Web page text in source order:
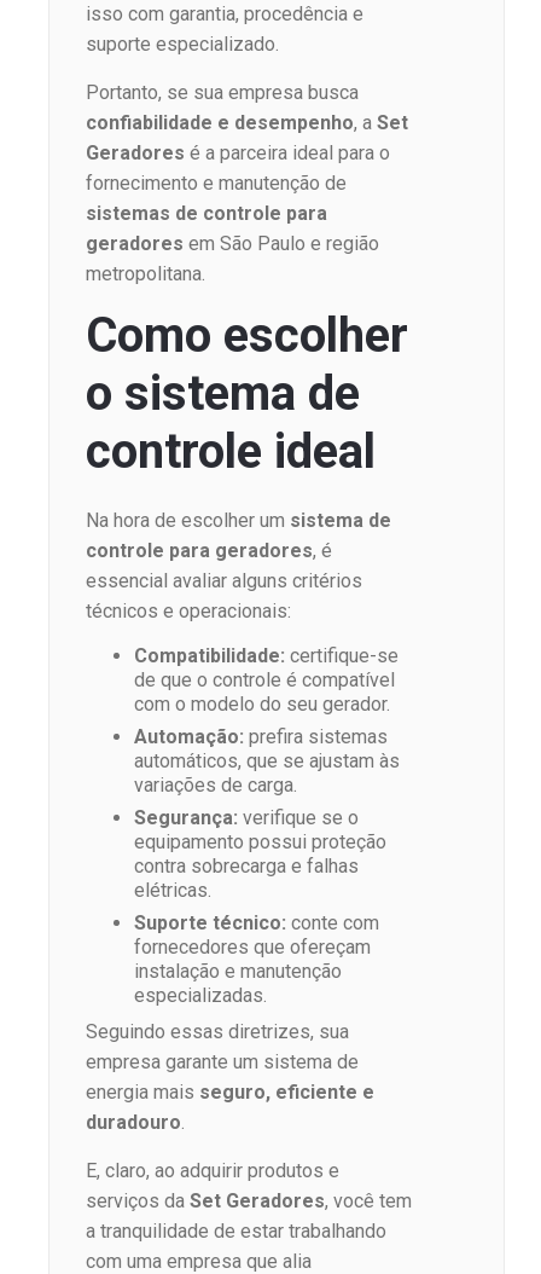
isso com garantia, procedência e
suporte especializado.
Portanto, se sua empresa busca
confiabilidade e desempenho, a Set
Geradores é a parceira ideal para o
fornecimento e manutenção de
sistemas de controle para
geradores em São Paulo e região
metropolitana.
Como escolher
o sistema de
controle ideal
Na hora de escolher um sistema de
controle para geradores, é
essencial avaliar alguns critérios
técnicos e operacionais:
Compatibilidade: certifique-se
de que o controle é compatível
com o modelo do seu gerador.
Automação: prefira sistemas
automáticos, que se ajustam às
variações de carga.
Segurança: verifique se o
equipamento possui proteção
contra sobrecarga e falhas
elétricas.
Suporte técnico: conte com
fornecedores que ofereçam
instalação e manutenção
especializadas.
Seguindo essas diretrizes, sua
empresa garante um sistema de
energia mais seguro, eficiente e
duradouro
E, claro, ao adquirir produtos e
serviços da Set Geradores, você tem
a tranquilidade de estar trabalhando
com uma empresa que alia